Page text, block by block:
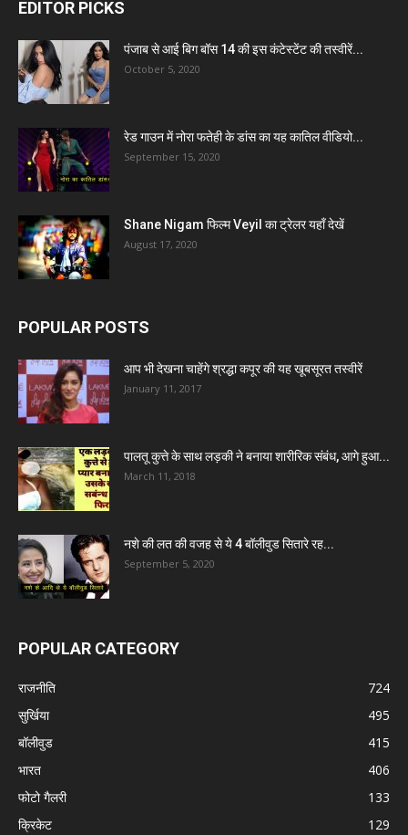
EDITOR PICKS
पंजाब से आई बिग बॉस 14 की इस कंटेस्टेंट की तस्वीरें...
October 5, 2020
रेड गाउन में नोरा फतेही के डांस का यह कातिल वीडियो...
September 15, 2020
Shane Nigam फिल्म Veyil का ट्रेलर यहाँ देखें
August 17, 2020
POPULAR POSTS
आप भी देखना चाहेंगे श्रद्धा कपूर की यह खूबसूरत तस्वीरें
January 11, 2017
पालतू कुत्ते के साथ लड़की ने बनाया शारीरिक संबंध, आगे हुआ...
March 11, 2018
नशे की लत की वजह से ये 4 बॉलीवुड सितारे रह...
September 5, 2020
POPULAR CATEGORY
राजनीति
724
सुर्खिया
495
बॉलीवुड
415
भारत
406
फोटो गैलरी
133
क्रिकेट
129